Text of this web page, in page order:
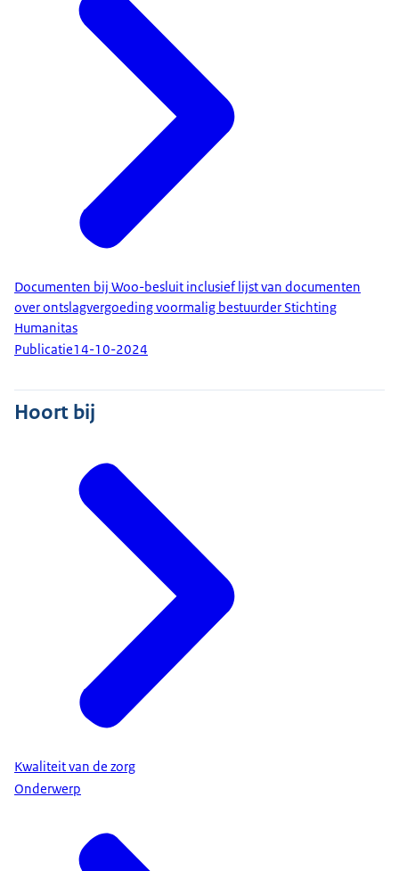
Documenten bij Woo-besluit inclusief lijst van documenten
over ontslagvergoeding voormalig bestuurder Stichting
Humanitas
Publicatie14-10-2024
Hoort bij
Kwaliteit van de zorg
Onderwerp